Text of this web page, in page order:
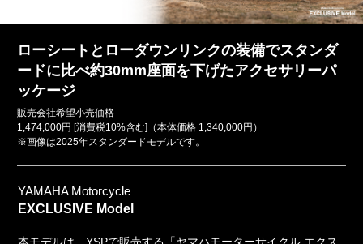
ローシートとローダウンリンクの装備でスタンダ
ードに比べ約30mm座面を下げたアクセサリーパ
ッケージ
販売会社希望小売価格
1,474,000円 [消費税10%含む]（本体価格 1,340,000円）
※画像は2025年スタンダードモデルです。
YAMAHA Motorcycle
EXCLUSIVE Model
本モデルは、YSPで販売する「ヤマハモーターサイクル エクス